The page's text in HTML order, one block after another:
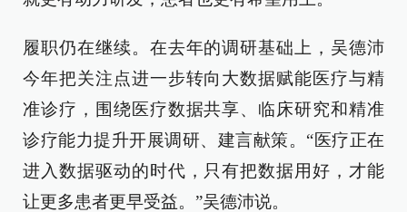
履职仍在继续。在去年的调研基础上，吴德沛
今年把关注点进一步转向大数据赋能医疗与精
准诊疗，围绕医疗数据共享、临床研究和精准
诊疗能力提升开展调研、建言献策。“医疗正在
进入数据驱动的时代，只有把数据用好，才能
让更多患者更早受益。”吴德沛说。